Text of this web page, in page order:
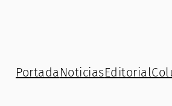
Portada NoticiasEditorial